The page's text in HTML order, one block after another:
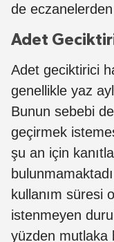
de
Adet
Adet geciktirici
genellikle yaz
Bunun sebebi
geçirmek
şu an için
kullanım süresi
istenmeyen
yüzden mutlaka